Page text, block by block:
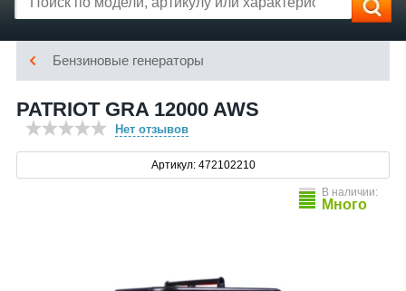
Бензиновые генераторы
PATRIOT GRA 12000 AWS
Нет отзывов
Артикул: 472102210
В наличии:
Много